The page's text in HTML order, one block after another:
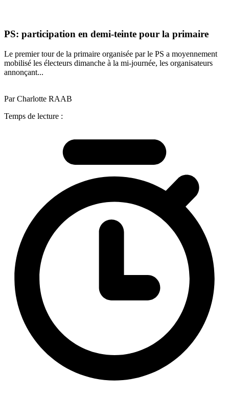
PS: participation en demi-teinte pour la primaire
Le premier tour de la primaire organisée par le PS a moyennement
mobilisé les électeurs dimanche à la mi-journée, les organisateurs
annonçant...
Par Charlotte RAAB
Temps de lecture :